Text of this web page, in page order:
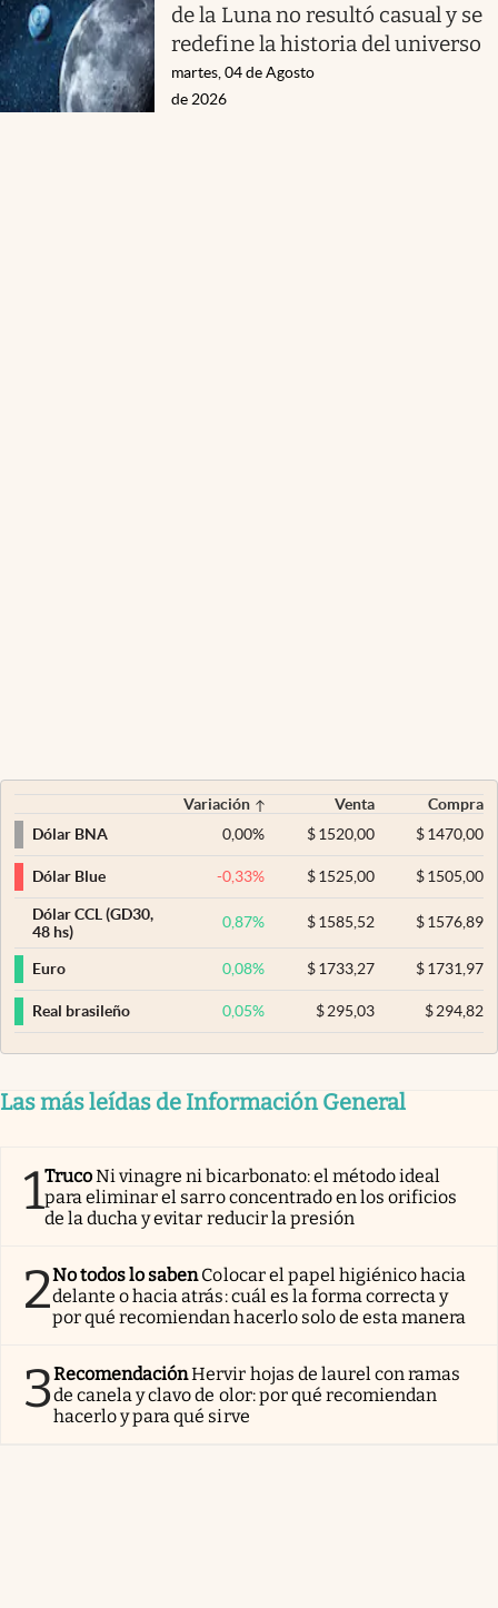
de la Luna no resultó casual y se
redefine la historia del universo
martes, 04 de Agosto
de 2026
Variación Venta
Compra
Dólar BNA
0,00% $ 1520,00 $1470,00
Dólar Blue -0,33% $ 1525,00 $1505,00
Dólar CCL (GD30,
48 hs)
0,87% $ 1585,52 $1576,89
Euro 0,08% $ 1733,27 $1731,97
Real brasileño 0,05% $ 295,03 $294,82
Las más leídas de Información General
1TrucoNi vinagre ni bicarbonato: el método ideal
para eliminar el sarro concentrado en los orificios
de la ducha y evitar reducir la presión
2No todos lo sabenColocar el papel higiénico hacia
delante o hacia atrás: cuál es la forma correcta y
por qué recomiendan hacerlo solo de esta manera
3RecomendaciónHervir hojas de laurel con ramas
de canela y clavo de olor: por qué recomiendan
hacerlo y para qué sirve